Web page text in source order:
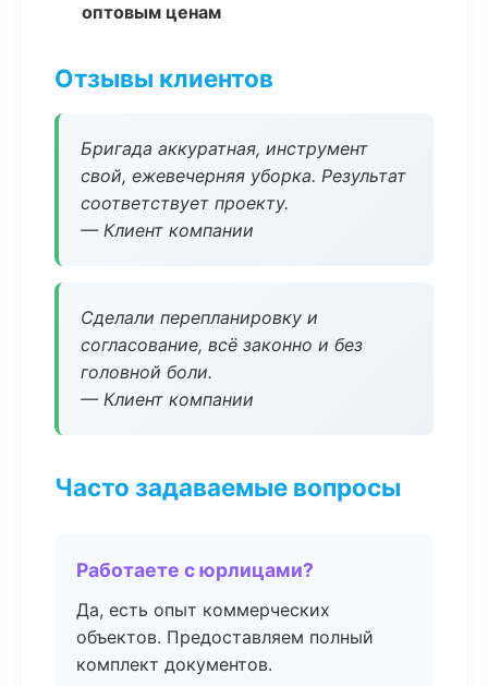
оптовым ценам
Отзывы клиентов
Бригада аккуратная, инструмент
свой, ежевечерняя уборка. Результат
соответствует проекту.
— Клиент компании
Сделали перепланировку и
согласование, всё законно и без
головной боли.
— Клиент компании
Часто задаваемые вопросы
Работаете с юрлицами?
Да, есть опыт коммерческих
объектов. Предоставляем полный
комплект документов.